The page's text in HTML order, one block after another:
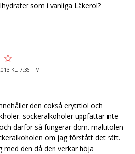
som i vanliga Läkerol?
KL. 7:36 F M
den cokså erytrtiol och
sockeralkoholer uppfattar inte
därför så fungerar dom. maltitolen
om jag förstått det rätt.
med den då den verkar höja